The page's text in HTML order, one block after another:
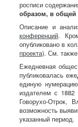
росписи
образом, в общей
Описание и
конференций.
опубликовано в
проекта). См.
Ежедневная
публиковалась
единую
издателем с
Говорухо-Отрок,
возможность
указанный период.